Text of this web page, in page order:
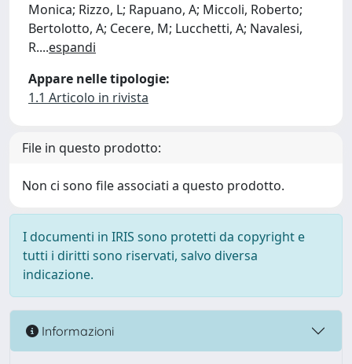
Monica; Rizzo, L; Rapuano, A; Miccoli, Roberto;
Bertolotto, A; Cecere, M; Lucchetti, A; Navalesi,
R....espandi
Appare nelle tipologie:
1.1 Articolo in rivista
File in questo prodotto:
Non ci sono file associati a questo prodotto.
I documenti in IRIS sono protetti da copyright e
tutti i diritti sono riservati, salvo diversa
indicazione.
Informazioni